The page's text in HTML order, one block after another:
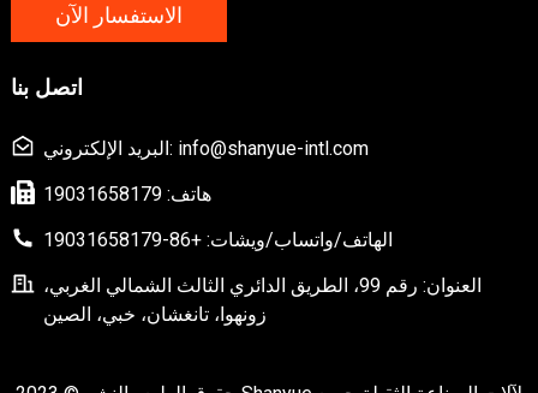
الاستفسار الآن
اتصل بنا
البريد الإلكتروني: info@shanyue-intl.com
هاتف: 19031658179
الهاتف/واتساب/ويشات: +86-19031658179
العنوان: رقم 99، الطريق الدائري الثالث الشمالي الغربي،
زونهوا، تانغشان، خبي، الصين